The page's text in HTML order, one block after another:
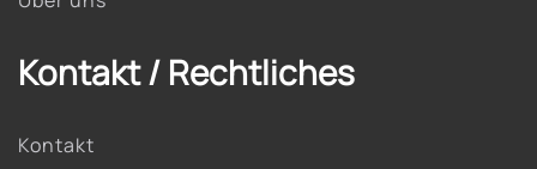
Kontakt / Rechtliches
Kontakt